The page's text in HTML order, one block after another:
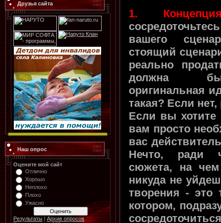
Друзья сайта
Наш опрос
Оцените мой сайт
Отлично
Хорошо
Неплохо
Плохо
Ужасно
Результаты | Архив опросов
1.
вашего
стоящий
реально
должна
оригинальная
такая? Если
Если вы хотите
вам просто
вас
Нечто, ради
сюжета, на
никуда не
творения - это
котором,